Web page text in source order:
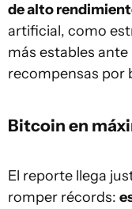
de alto
artificial, como
más estables
recompensas por
Bitcoin en
El reporte llega
romper récords: